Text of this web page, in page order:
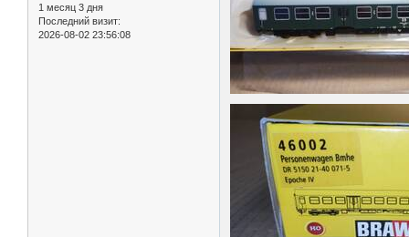
1 месяц 3 дня
Последний визит:
2026-08-02 23:56:08